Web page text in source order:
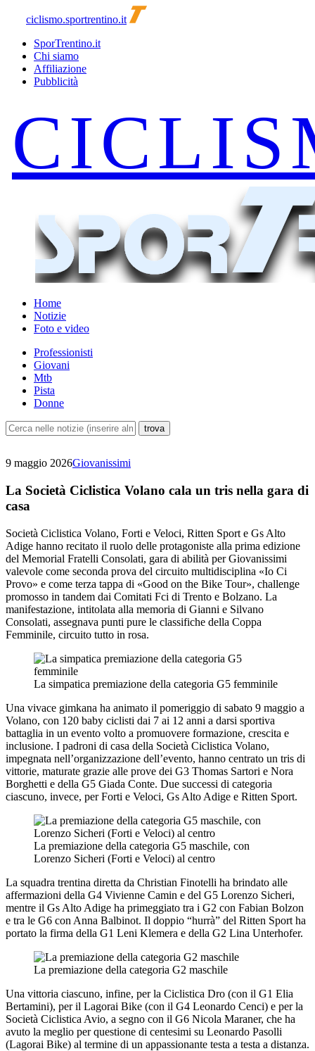
ciclismo.sportrentino.it
SporTrentino.it
Chi siamo
Affiliazione
Pubblicità
Home
Notizie
Foto e video
Professionisti
Giovani
Mtb
Pista
Donne
9 maggio 2026Giovanissimi
La Società Ciclistica Volano cala un tris nella gara di
casa
Società Ciclistica Volano, Forti e Veloci, Ritten Sport e Gs Alto
Adige hanno recitato il ruolo delle protagoniste alla prima edizione
del Memorial Fratelli Consolati, gara di abilità per Giovanissimi
valevole come seconda prova del circuito multidisciplina «Io Ci
Provo» e come terza tappa di «Good on the Bike Tour», challenge
promosso in tandem dai Comitati Fci di Trento e Bolzano. La
manifestazione, intitolata alla memoria di Gianni e Silvano
Consolati, assegnava punti pure le classifiche della Coppa
Femminile, circuito tutto in rosa.
La simpatica premiazione della categoria G5 femminile
Una vivace gimkana ha animato il pomeriggio di sabato 9 maggio a
Volano, con 120 baby ciclisti dai 7 ai 12 anni a darsi sportiva
battaglia in un evento volto a promuovere formazione, crescita e
inclusione. I padroni di casa della Società Ciclistica Volano,
impegnata nell’organizzazione dell’evento, hanno centrato un tris di
vittorie, maturate grazie alle prove dei G3 Thomas Sartori e Nora
Borghetti e della G5 Giada Conte. Due successi di categoria
ciascuno, invece, per Forti e Veloci, Gs Alto Adige e Ritten Sport.
La premiazione della categoria G5 maschile, con
Lorenzo Sicheri (Forti e Veloci) al centro
La squadra trentina diretta da Christian Finotelli ha brindato alle
affermazioni della G4 Vivienne Camin e del G5 Lorenzo Sicheri,
mentre il Gs Alto Adige ha primeggiato tra i G2 con Fabian Bolzon
e tra le G6 con Anna Balbinot. Il doppio “hurrà” del Ritten Sport ha
portato la firma della G1 Leni Klemera e della G2 Lina Unterhofer.
La premiazione della categoria G2 maschile
Una vittoria ciascuno, infine, per la Ciclistica Dro (con il G1 Elia
Bertamini), per il Lagorai Bike (con il G4 Leonardo Cenci) e per la
Società Ciclistica Avio, a segno con il G6 Nicola Maraner, che ha
avuto la meglio per questione di centesimi su Leonardo Pasolli
(Lagorai Bike) al termine di un appassionante testa a testa a distanza.